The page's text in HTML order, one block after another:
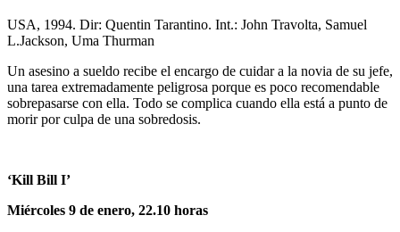
USA, 1994. Dir: Quentin Tarantino. Int.: John Travolta, Samuel
L.Jackson, Uma Thurman
Un asesino a sueldo recibe el encargo de cuidar a la novia de su jefe,
una tarea extremadamente peligrosa porque es poco recomendable
sobrepasarse con ella. Todo se complica cuando ella está a punto de
morir por culpa de una sobredosis.
‘Kill Bill I’
Miércoles 9 de enero, 22.10 horas